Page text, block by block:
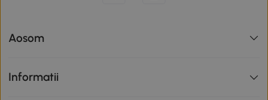
Aosom
Informatii